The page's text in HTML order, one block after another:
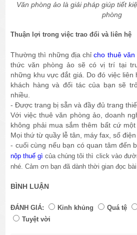
Văn phòng ảo là giải pháp giúp tiết
phòng
Thuận lợi trong việc trao đổi và liên hệ
Thường thì những địa chỉcho thuê văn
thức văn phòng ảo sẽ có vị trí tại
những khu vực đắt giá. Do đó việc liên
khách hàng và đối tác của bạn sẽ
nhiều.
- Được trang bị sẵn và đầy đủ trang
Với việc thuê văn phòng ảo, doanh
không phải mua sắm thêm bất cứ
Mọi thứ từ quầy lễ tân, máy fax, số điện
- cuối cùng nếu bạn có quan tâm đến
nộp thuế gì của chúng tôi thì click vào
nhé. Cảm ơn bạn đã dành thời gian đọc
BÌNH LUẬN
ĐÁNH GIÁ: Kinh khủng Quá tệ
Tuyệt vời